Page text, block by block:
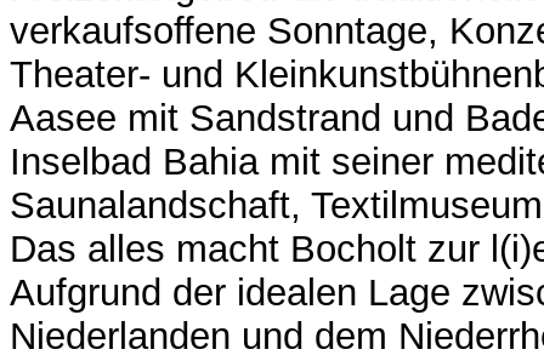
verkaufsoffene Sonntage,
Theater- und
Aasee mit Sandstrand und
Inselbad Bahia mit seiner
Saunalandschaft,
Das alles macht Bocholt zur
Aufgrund der idealen Lage
Niederlanden und dem